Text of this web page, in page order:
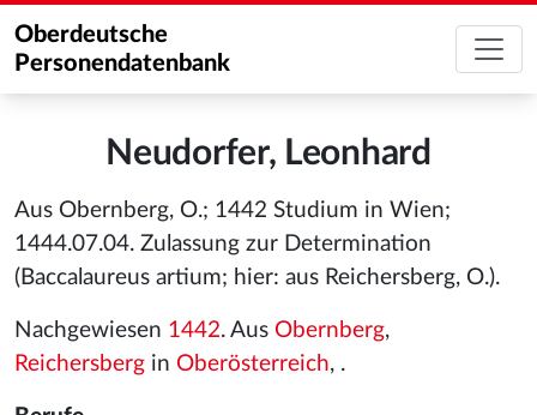
Oberdeutsche
Personendatenbank
Neudorfer, Leonhard
Aus Obernberg, O.; 1442 Studium in Wien;
1444.07.04. Zulassung zur Determination
(Baccalaureus artium; hier: aus Reichersberg, O.).
Nachgewiesen 1442. Aus Obernberg,
Reichersberg in Oberösterreich, .